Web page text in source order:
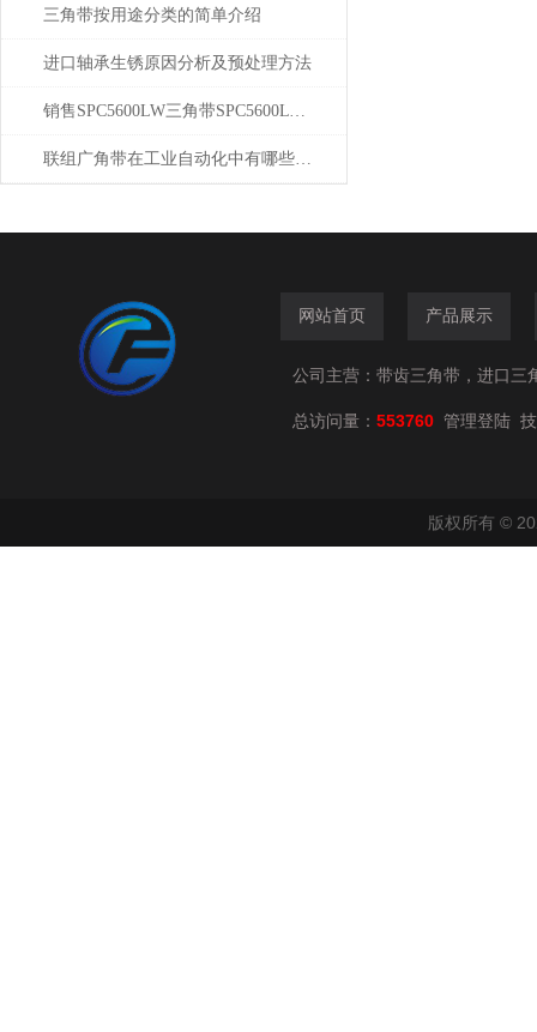
三角带按用途分类的简单介绍
进口轴承生锈原因分析及预处理方法
销售SPC5600LW三角带SPC5600LW三角带批发
联组广角带在工业自动化中有哪些应用？
网站首页 产品展示
公司主营：带齿三角带，进口三
总访问量： 553760 管理登陆
版权所有 ©